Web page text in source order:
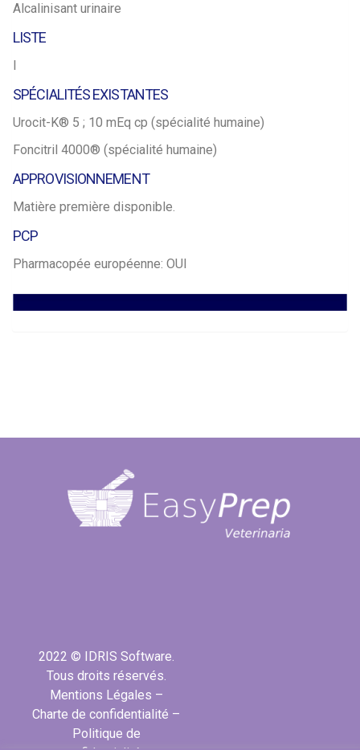
Alcalinisant urinaire
LISTE
I
SPÉCIALITÉS EXISTANTES
Urocit-K® 5 ; 10 mEq cp (spécialité humaine)
Foncitril 4000® (spécialité humaine)
APPROVISIONNEMENT
Matière première disponible.
PCP
Pharmacopée européenne: OUI
2022 © IDRIS Software.
Tous droits réservés.
Mentions Légales –
Charte de confidentialité –
Politique de